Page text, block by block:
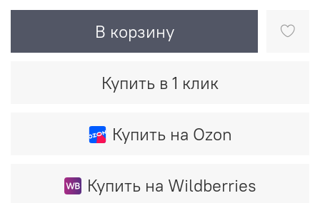
В корзину
Купить в 1 клик
Купить на Ozon
Купить на Wildberries